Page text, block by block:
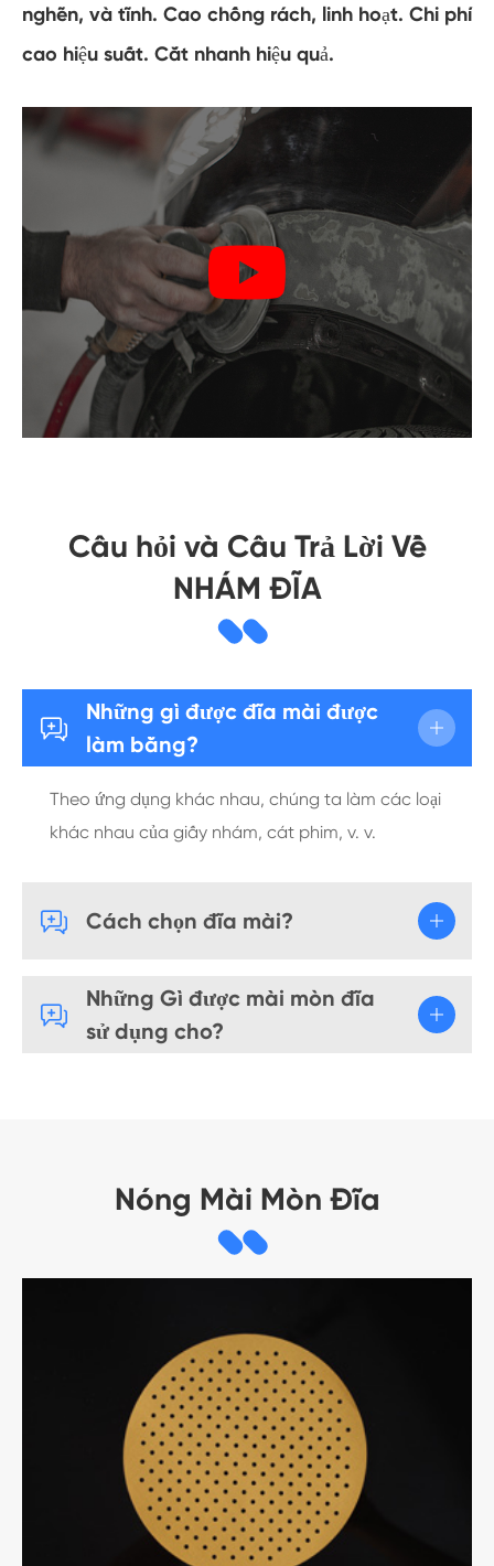
nghẽn, và tĩnh. Cao chống rách, linh hoạt. Chi phí
cao hiệu suất. Cắt nhanh hiệu quả.
Câu hỏi và Câu Trả Lời Về
NHÁM ĐĨA

Những gì được đĩa mài được
làm bằng?
Theo ứng dụng khác nhau, chúng ta làm các loại
khác nhau của giấy nhám, cát phim, v. v.
 Cách chọn đĩa mài?

Những Gì được mài mòn đĩa
sử dụng cho?
Nóng Mài Mòn Đĩa